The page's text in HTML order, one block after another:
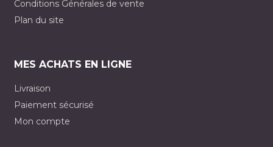
Conditions Générales de vente
Plan du site
MES ACHATS EN LIGNE
Livraison
Paiement sécurisé
Mon compte